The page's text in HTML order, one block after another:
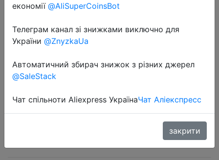
2024-11-26
Double Wall Glass Cup Heat
Insulation Transparent Handmade
Tea Drink Cups MINI Whisky glasses
Espresso Coffee Mug
$4.83
економії @AliSuperCoinsBot
Телеграм канал зі знижками виключно для
України @ZnyzkaUa
Автоматичний збирач знижок з різних джерел
@SaleStack
Чат спільноти Aliexpress УкраїнаЧат Аліекспресс
закрити